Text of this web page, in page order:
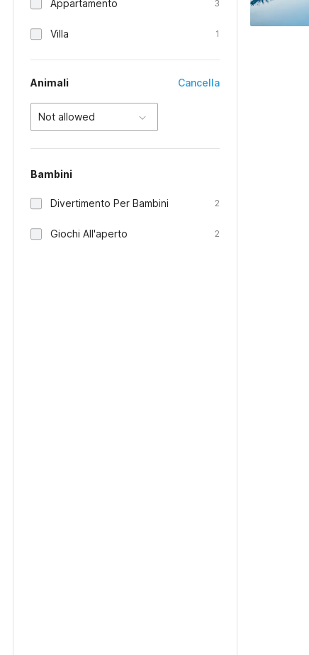
Appartamento 3
Villa 1
Animali Cancella
Not allowed
Bambini
Divertimento Per Bambini 2
Giochi All'aperto 2